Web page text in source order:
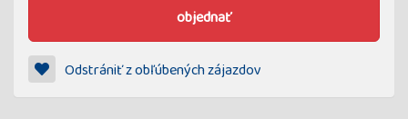
objednať
Odstrániť z obľúbených zájazdov